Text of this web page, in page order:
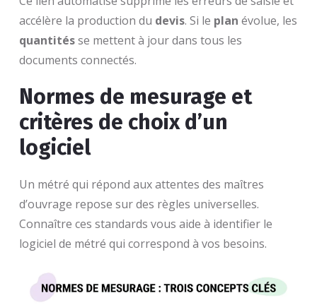
accélère la production du devis. Si le plan évolue, les
quantitésse mettent à jour dans tous les
documents connectés.
Normes de mesurage et
critères de choix d’un
logiciel
Un métré qui répond aux attentes des maîtres
d’ouvrage repose sur des règles universelles.
Connaître ces standards vous aide à identifier le
logiciel de métré qui correspond à vos besoins.